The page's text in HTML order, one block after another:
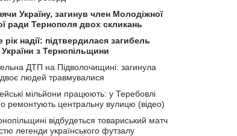
Україну, загинув член Молодіжної
ради Тернополя двох скликань
надії: підтвердилася загибель
з Тернопільщини
ДТП на Підволочищині: загинула
двоє людей травмувалися
мільйони працюють: у Теребовлі
ремонтують центральну вулицю (відео)
відбудеться товариський матч
легенди українського футзалу